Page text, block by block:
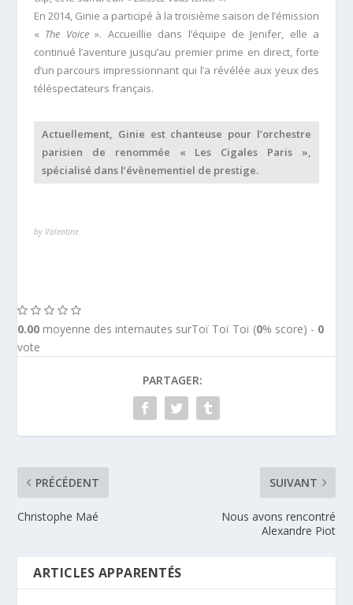
En 2014, Ginie a participé à la troisième saison de l’émission
« The Voice». Accueillie dans l’équipe de Jenifer, elle a
continué l’aventure jusqu’au premier prime en direct, forte
d’un parcours impressionnant qui l’a révélée aux yeux des
téléspectateurs français.
Actuellement, Ginie est chanteuse pour l’orchestre
parisien de renommée « Les Cigales Paris »,
spécialisé dans l’évènementiel de prestige.
by Valentine
0.00 moyenne des internautes surToï Toï Toï (0% score) - 0
vote
PARTAGER:
PRÉCÉDENT
Christophe Maé
SUIVANT
Nous avons rencontré
Alexandre Piot
ARTICLES APPARENTÉS